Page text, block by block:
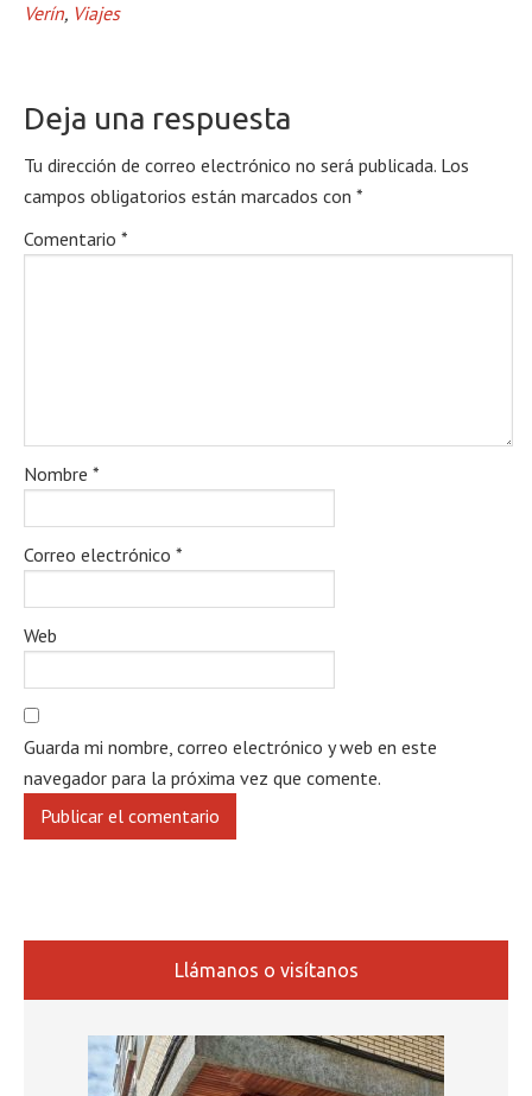
Verín, Viajes
Deja una respuesta
Tu dirección de correo electrónico no será publicada. Los
campos obligatorios están marcados con *
Comentario *
Nombre *
Correo electrónico *
Web
Guarda mi nombre, correo electrónico y web en este
navegador para la próxima vez que comente.
Llámanos o visítanos